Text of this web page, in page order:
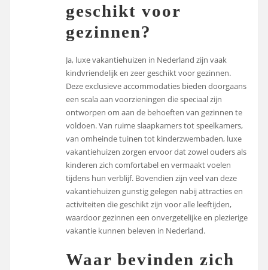
geschikt voor
gezinnen?
Ja, luxe vakantiehuizen in Nederland zijn vaak
kindvriendelijk en zeer geschikt voor gezinnen.
Deze exclusieve accommodaties bieden doorgaans
een scala aan voorzieningen die speciaal zijn
ontworpen om aan de behoeften van gezinnen te
voldoen. Van ruime slaapkamers tot speelkamers,
van omheinde tuinen tot kinderzwembaden, luxe
vakantiehuizen zorgen ervoor dat zowel ouders als
kinderen zich comfortabel en vermaakt voelen
tijdens hun verblijf. Bovendien zijn veel van deze
vakantiehuizen gunstig gelegen nabij attracties en
activiteiten die geschikt zijn voor alle leeftijden,
waardoor gezinnen een onvergetelijke en plezierige
vakantie kunnen beleven in Nederland.
Waar bevinden zich